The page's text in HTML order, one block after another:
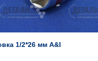
1/2*26 мм A&I